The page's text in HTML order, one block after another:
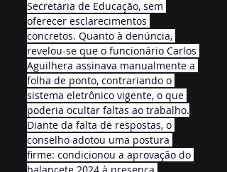
Secretaria de Educação, sem
oferecer esclarecimentos
concretos. Quanto à denúncia,
revelou-se que o funcionário Carlos
Aguilhera assinava manualmente a
folha de ponto, contrariando o
sistema eletrônico vigente, o que
poderia ocultar faltas ao trabalho.
Diante da falta de respostas, o
conselho adotou uma postura
firme: condicionou a aprovação do
balancete 2024 à presença